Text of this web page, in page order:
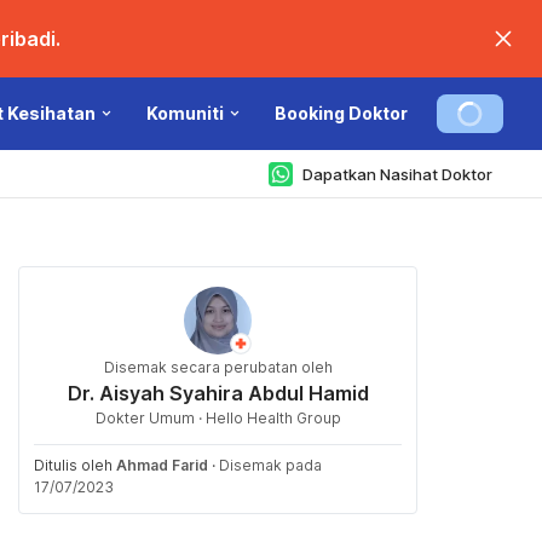
Kesihatan Komuniti Booking Doktor
Dapatkan Nasihat Doktor
Disemak secara perubatan oleh
Dr. Aisyah Syahira Abdul Hamid
Dokter Umum · Hello Health Group
Ditulis oleh Ahmad Farid · Disemak pada
17/07/2023